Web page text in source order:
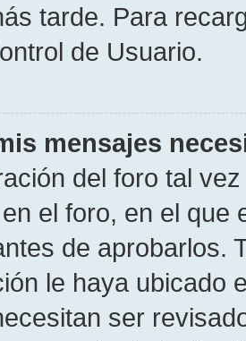
tarde. Para
de Usuario.
mensajes
del foro tal
el foro, en el
de aprobarlos.
le haya ubicado
ser